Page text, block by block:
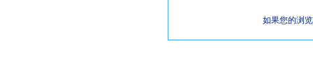
如果您的浏